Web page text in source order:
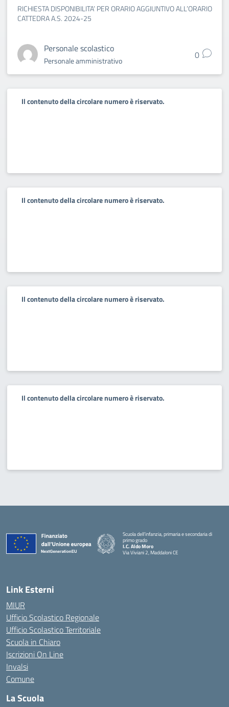
RICHIESTA DISPONIBILITA’ PER ORARIO AGGIUNTIVO ALL’ORARIO
CATTEDRA A.S. 2024-25
Personale scolastico
Personale amministrativo 0
Il contenuto della circolare numero è riservato.
Il contenuto della circolare numero è riservato.
Il contenuto della circolare numero è riservato.
Il contenuto della circolare numero è riservato.
Scuola dell’infanzia, primaria e secondaria di
primo grado
I.C. Aldo Moro
Via Viviani 2, Maddaloni CE
Link Esterni
MIUR
Ufficio Scolastico Regionale
Ufficio Scolastico Territoriale
Scuola in Chiaro
Iscrizioni On Line
Invalsi
Comune
La Scuola